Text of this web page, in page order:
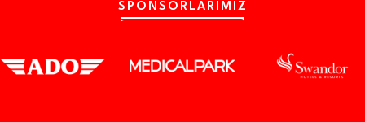
SPONSORLARIMIZ